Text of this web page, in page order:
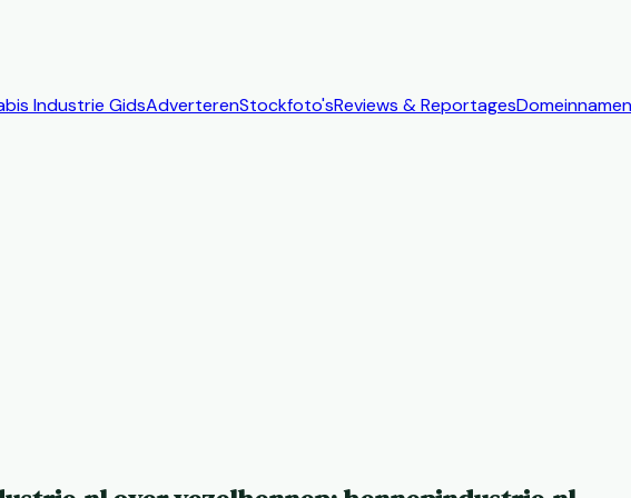
Industrie GidsAdverterenStockfoto'sReviews & ReportagesDomeinnamen